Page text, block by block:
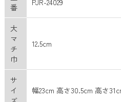
番
PJR-24029
大
マ
チ
巾
12.5cm
サ
イ
幅23cm 高さ30.5cm 高さ